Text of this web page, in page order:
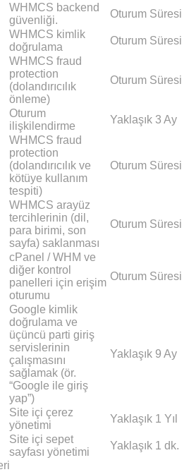
WHMCS backend
güvenliği.
Oturum Süresi
WHMCS kimlik
doğrulama
Oturum Süresi
WHMCS fraud
protection
(dolandırıcılık
önleme)
Oturum Süresi
Oturum
ilişkilendirme
Yaklaşık 3 Ay
WHMCS fraud
protection
(dolandırıcılık ve
kötüye kullanım
tespiti)
Oturum Süresi
WHMCS arayüz
tercihlerinin (dil,
para birimi, son
sayfa) saklanması
Oturum Süresi
cPanel / WHM ve
diğer kontrol
panelleri için erişim
oturumu
Oturum Süresi
Google kimlik
doğrulama ve
üçüncü parti giriş
servislerinin
çalışmasını
sağlamak (ör.
“Google ile giriş
yap”)
Yaklaşık 9 Ay
Site içi çerez
yönetimi
Yaklaşık 1 Yıl
Site içi sepet
sayfası yönetimi
Yaklaşık 1 dk.